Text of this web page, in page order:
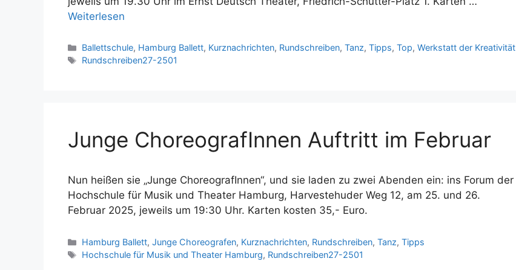
Weiterlesen
Kategorien
Ballettschule, Hamburg Ballett, Kurznachrichten, Rundschreiben,Tanz,Tipps,Top,Werkstatt der Kreativität
Schlagwörter
Rundschreiben27-2501
Junge ChoreografInnen Auftritt im Februar
Nun heißen sie „Junge ChoreografInnen“, und sie laden zu zwei Abenden ein: ins Forum der
Hochschule für Musik und Theater Hamburg, Harvestehuder Weg 12, am 25. und 26.
Februar 2025, jeweils um 19:30 Uhr. Karten kosten 35,- Euro.
Kategorien
Hamburg Ballett,Junge Choreografen, Kurznachrichten, Rundschreiben,Tanz,Tipps
Schlagwörter
Hochschule für Musik und Theater Hamburg, Rundschreiben27-2501